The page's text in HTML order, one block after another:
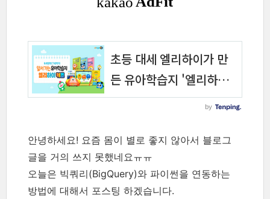
안녕하세요! 요즘 몸이 별로 좋지 않아서 블로그
글을 거의 쓰지 못했네요ㅠㅠ
오늘은 빅쿼리(BigQuery)와 파이썬을 연동하는
방법에 대해서 포스팅 하겠습니다.